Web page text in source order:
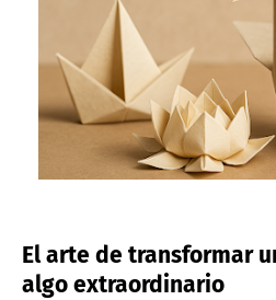
El arte de transformar
algo extraordinario